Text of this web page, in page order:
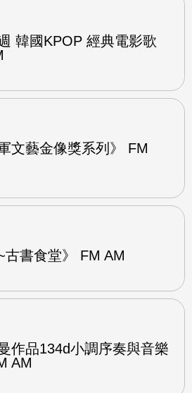
韓國KPOP 經典電影歌
文藝金像獎系列》 FM
古書食堂》 FM AM
作品134d小調序奏與音樂
AM